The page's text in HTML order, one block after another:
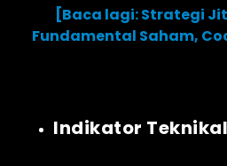
[Baca lagi: Strategi
Fundamental Saham,
Indikator Teknikal